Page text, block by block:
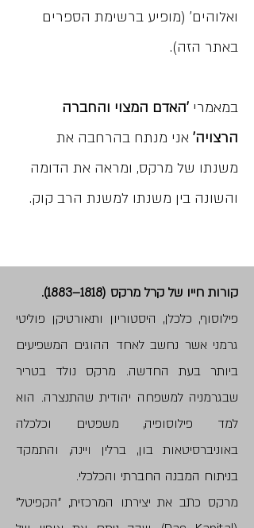
ואלוהים' (מופיע ברשימת הספרים
באתר הזה).
במאמרי 'האדם המצוי והחברה
הרצויה' אני מנתח בהרחבה את
משנתו של מרקס, ומראה את הדומה
והשונה בין משנתו למשנת הרב קוק.
קורות חייו של קרל מרקס (1818–1883).
פילוסוף, כלכלן, היסטוריון ותאורטיקן פוליטי
גרמני אשר נחשב לאחד ההוגים המשפיעים
ביותר בעת החדשה. מרקס נולד בטריר
שבגרמניה למשפחה יהודית שהתנצרה. הוא
למד פילוסופיה, משפטים וכלכלה
באוניברסיטאות בון, ברלין ויינה, והתמקד
בניתוח המבנה החברתי והכלכלי.
מרקס כתב את יצירתו המרכזית, "הקפיטל"